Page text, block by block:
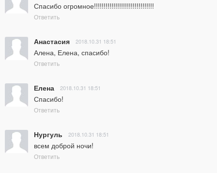
Спасибо огромное!!!!!!!!!!!!!!!!!!!!!!!!!!!!!!!
Ответить
Анастасия 2018.10.31 18:51
Алена, Елена, спасибо!
Ответить
Елена 2018.10.31 18:51
Спасибо!
Ответить
Нургуль 2018.10.31 18:51
всем доброй ночи!
Ответить